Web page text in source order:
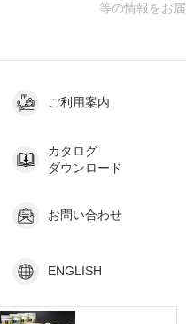
等の情報をお
ご利用案内
カタログ
ダウンロード
お問い合わせ
ENGLISH